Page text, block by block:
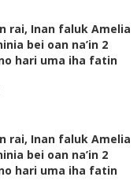
rai, Inan faluk Amelia
bei oan na’in 2
hari uma iha fatin
rai, Inan faluk Amelia
bei oan na’in 2
hari uma iha fatin